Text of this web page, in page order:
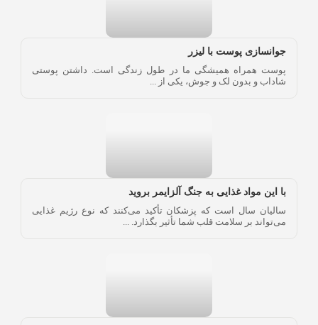
جوانسازی پوست با لیزر
پوست همراه همیشگی ما در طول زندگی است. داشتن پوستی
شاداب و بدون لک و جوش، یکی از ...
با این مواد غذایی به جنگ آلزایمر بروید
سالیان سال است که پزشکان تأکید می‌کنند که نوع رژیم غذایی
می‌تواند بر سلامت قلب شما تأثیر بگذارد. ...